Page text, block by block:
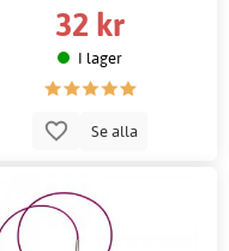
32 kr
I lager
Se alla